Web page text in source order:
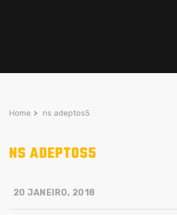
Home > ns adeptos5
NS ADEPTOS5
20 JANEIRO, 2018